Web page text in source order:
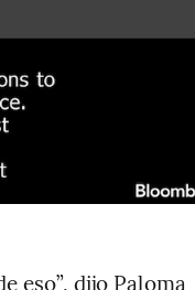
eso”, dijo Paloma